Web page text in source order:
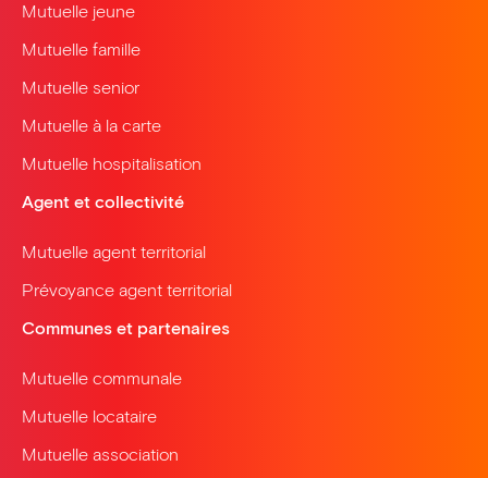
Mutuelle jeune
Mutuelle famille
Mutuelle senior
Mutuelle à la carte
Mutuelle hospitalisation
Agent et collectivité
Mutuelle agent territorial
Prévoyance agent territorial
Communes et partenaires
Mutuelle communale
Mutuelle locataire
Mutuelle association